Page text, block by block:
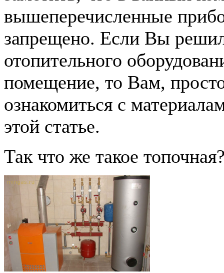
вышеперечисленные
запрещено. Если Вы
отопительного
помещение, то Вам,
ознакомиться с
этой статье.
Так что же такое